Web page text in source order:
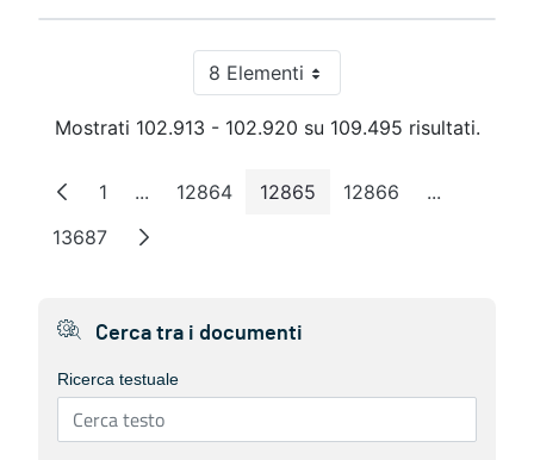
8 ElementiPer pagina
Mostrati 102.913 - 102.920 su 109.495 risultati.
Pagina
1 ...Pagine intermedie
Pagina
12864 Pagina
12865 Pagina
12866 ...Pagine
Pagina
13687
Cerca tra i documenti
Ricerca testuale